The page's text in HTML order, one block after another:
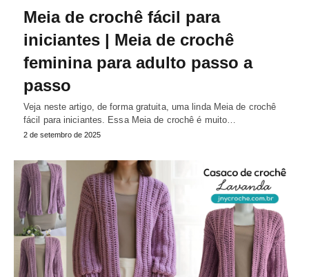
Meia de crochê fácil para
iniciantes | Meia de crochê
feminina para adulto passo a
passo
Veja neste artigo, de forma gratuita, uma linda Meia de crochê
fácil para iniciantes. Essa Meia de crochê é muito…
2 de setembro de 2025